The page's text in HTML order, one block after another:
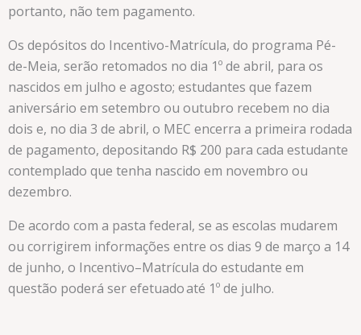
portanto, não tem pagamento.
Os depósitos do Incentivo-Matrícula, do programa Pé-
de-Meia, serão retomados no dia 1º de abril, para os
nascidos em julho e agosto; estudantes que fazem
aniversário em setembro ou outubro recebem no dia
dois e, no dia 3 de abril, o MEC encerra a primeira rodada
de pagamento, depositando R$ 200 para cada estudante
contemplado que tenha nascido em novembro ou
dezembro.
De acordo com a pasta federal, se as escolas mudarem
ou corrigirem informações entre os dias 9 de março a 14
de junho, o Incentivo–Matrícula do estudante em
questão poderá ser efetuado até 1º de julho.